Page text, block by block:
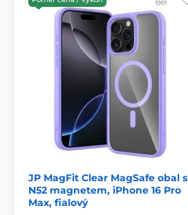
Sada obsahuje:
1x pouzdro Spigen Liquid Air
JP MagFit Clear MagSafe obal s
N52 magnetem, iPhone 16 Pro
Max, fialový